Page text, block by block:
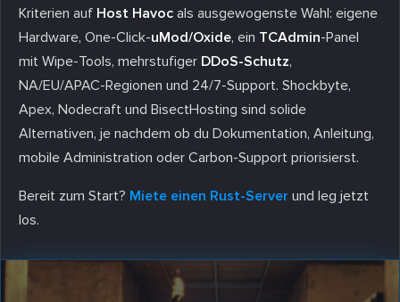
Kriterien auf Host Havoc als ausgewogenste Wahl: eigene
Hardware, One-Click-uMod/Oxide, ein TCAdmin-Panel
mit Wipe-Tools, mehrstufiger DDoS-Schutz,
NA/EU/APAC-Regionen und 24/7-Support. Shockbyte,
Apex, Nodecraft und BisectHosting sind solide
Alternativen, je nachdem ob du Dokumentation, Anleitung,
mobile Administration oder Carbon-Support priorisierst.
Bereit zum Start? Miete einen Rust-Server und leg jetzt
los.